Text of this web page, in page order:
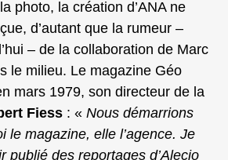
photo, la création d’ANA ne
d’autant que la rumeur –
– de la collaboration de Marc
le milieu. Le magazine Géo
mars 1979, son directeur de la
Fiess : « Nous démarrions
le magazine, elle l’agence. Je
publié des reportages d’Alecio